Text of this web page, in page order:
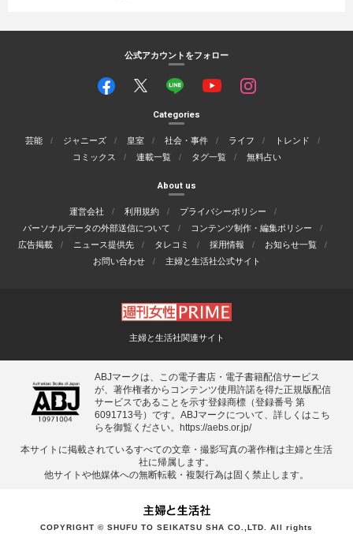
公式アカウントをフォロー
Categories
芸能 ジャニーズ 皇室 社会・事件 ライフ
トレンド
コミックス
連載一覧 タグ一覧 無料占い
About us
運営会社 利用規約
プライバシーポリシー
パーソナルデータの外部送信について
コンテンツ制作・編集ポリシー
広告掲載
ニュース提供先 タレコミ 採用情報
お知らせ一覧
お問い合わせ
主婦と生活社公式サイト
主婦と生活社関連サイト
ABJマークは、この電子書店・電子書籍配信サービス
が、著作権者からコンテンツ使用許諾を得た正規版配信
サービスであることを示す登録商標（登録番号 第
6091713号）です。ABJマークについて、詳しくはこち
らを御覧ください。 https://aebs.or.jp/
本サイトに掲載されているすべての⽂章・撮影写真の著作権は主婦と⽣活
社に帰属します。
他サイトや他媒体への無断転載・複製⾏為は固く禁⽌します。
COPYRIGHT © SHUFU TO SEIKATSU SHA CO.,LTD. All rights